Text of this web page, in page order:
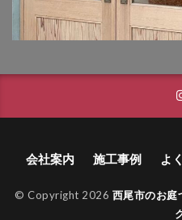
会社案内 施工事例 よ
© Copyright 2026 西尾市のお
YKK エフルージュ FIRST
YKK ガーデン倶楽部 スタ
アドヴァン オーシャンス
イナバ物置 ガレーディア
イナバ物置 タイヤストッカ